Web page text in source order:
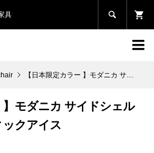
具 

【日本限定カラー 】モダニカ サイドシェルチェア アークティックアイス
】モダニカ サイドシェル
クアイス